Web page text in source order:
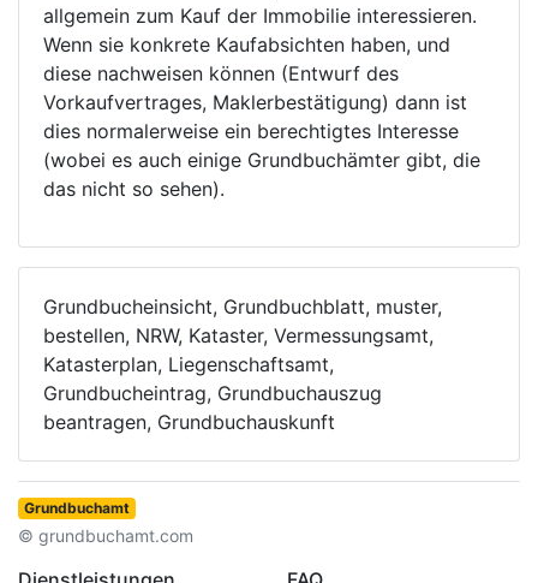
allgemein zum Kauf der Immobilie interessieren.
Wenn sie konkrete Kaufabsichten haben, und
diese nachweisen können (Entwurf des
Vorkaufvertrages, Maklerbestätigung) dann ist
dies normalerweise ein berechtigtes Interesse
(wobei es auch einige Grundbuchämter gibt, die
das nicht so sehen).
Grundbucheinsicht, Grundbuchblatt, muster,
bestellen, NRW, Kataster, Vermessungsamt,
Katasterplan, Liegenschaftsamt,
Grundbucheintrag, Grundbuchauszug
beantragen, Grundbuchauskunft
Grundbuchamt
© grundbuchamt.com